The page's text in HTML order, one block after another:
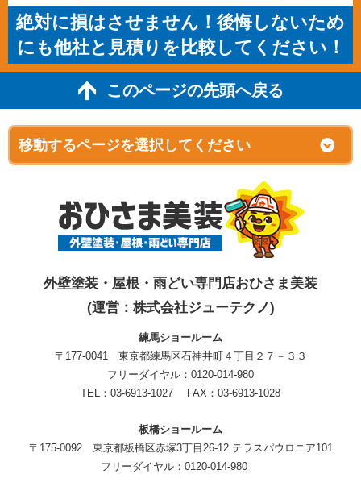
絶対に損はさせません！後悔しないため
にも他社と見積りを比較してください！
このページの先頭へ戻る
外壁塗装・屋根・雨どい専門店おひさま美装
(運営：株式会社ジューテクノ)
練馬ショールーム
〒177-0041 東京都練馬区石神井町４丁目２７－３３
フリーダイヤル：0120-014-980
TEL：03-6913-1027 FAX：03-6913-1028
板橋ショールーム
〒175-0092 東京都板橋区赤塚3丁目26-12 テラスパウロニア101
フリーダイヤル：0120-014-980